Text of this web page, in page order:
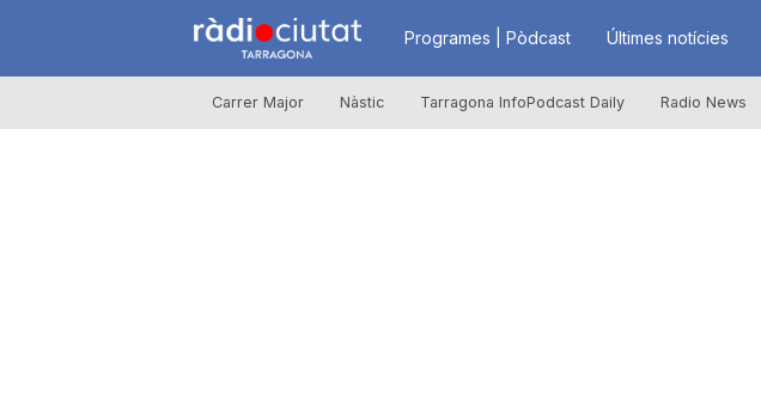
R
à
Programes | Pòdcast Últimes notícies
Carrer Major Nàstic Tarragona InfoPodcast Daily Radio News